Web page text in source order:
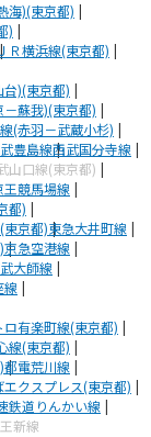
海)(東京都)
)
Ｒ横浜線(東京都)
台)(東京都)
－蘇我)(東京都)
(赤羽－武蔵小杉)
豊島線西武国分寺線
山口線(東京都)
王競馬場線
都)
東京都)東急大井町線
京急空港線
大師線
線
ロ有楽町線(東京都)
線(東京都)
都電荒川線
エクスプレス(東京都)
鉄道りんかい線
新線